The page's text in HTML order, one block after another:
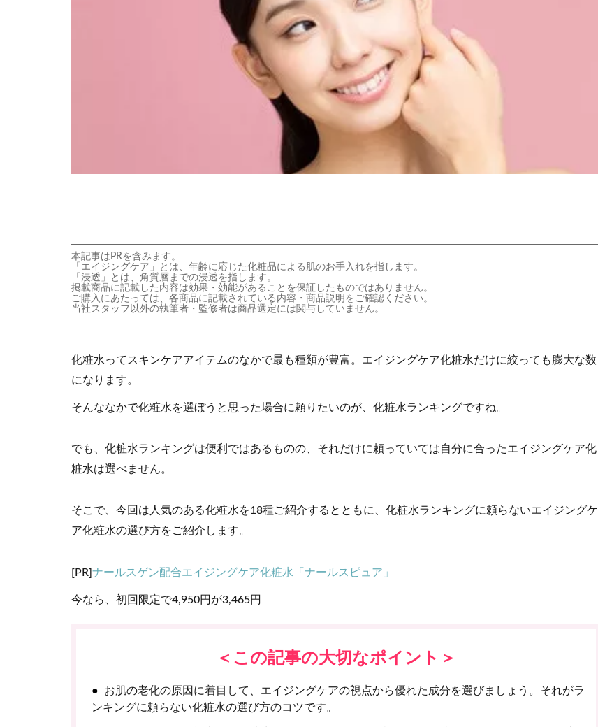
本記事はPRを含みます。
「エイジングケア」とは、年齢に応じた化粧品による肌のお手入れを指します。
「浸透」とは、角質層までの浸透を指します。
掲載商品に記載した内容は効果・効能があることを保証したものではありません。
ご購入にあたっては、各商品に記載されている内容・商品説明をご確認ください。
当社スタッフ以外の執筆者・監修者は商品選定には関与していません。
化粧水ってスキンケアアイテムのなかで最も種類が豊富。エイジングケア化粧水だけに絞っても膨大な数
になります。
そんななかで化粧水を選ぼうと思った場合に頼りたいのが、化粧水ランキングですね。
でも、化粧水ランキングは便利ではあるものの、それだけに頼っていては自分に合ったエイジングケア化
粧水は選べません。
そこで、今回は人気のある化粧水を18種ご紹介するとともに、化粧水ランキングに頼らないエイジングケ
ア化粧水の選び方をご紹介します。
[PR]ナールスゲン配合エイジングケア化粧水「ナールスピュア」
今なら、初回限定で4,950円が3,465円
＜この記事の大切なポイント＞
お肌の老化の原因に着目して、エイジングケアの視点から優れた成分を選びましょう。それがラ
ンキングに頼らない化粧水の選び方のコツです。